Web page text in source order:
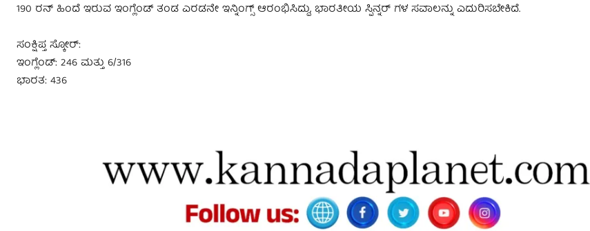
190 ರನ್ ಹಿಂದೆ ಇರುವ ಇಂಗ್ಲೆಂಡ್ ತಂಡ ಎರಡನೇ ಇನ್ನಿಂಗ್ಸ್ ಆರಂಭಿಸಿದ್ದು, ಭಾರತೀಯ ಸ್ಪಿನ್ನರ್ ಗಳ ಸವಾಲನ್ನು ಎದುರಿಸಬೇಕಿದೆ.
ಸಂಕ್ಷಿಪ್ತ ಸ್ಕೋರ್:
ಇಂಗ್ಲೆಂಡ್: 246 ಮತ್ತು 6/316
ಭಾರತ: 436